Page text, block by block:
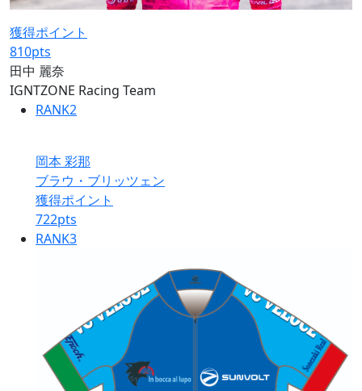
獲得ポイント
810pts
田中 麗奈
IGNTZONE Racing Team
RANK2
岡本 彩那
ブラウ・ブリッツェン
獲得ポイント
722pts
RANK3